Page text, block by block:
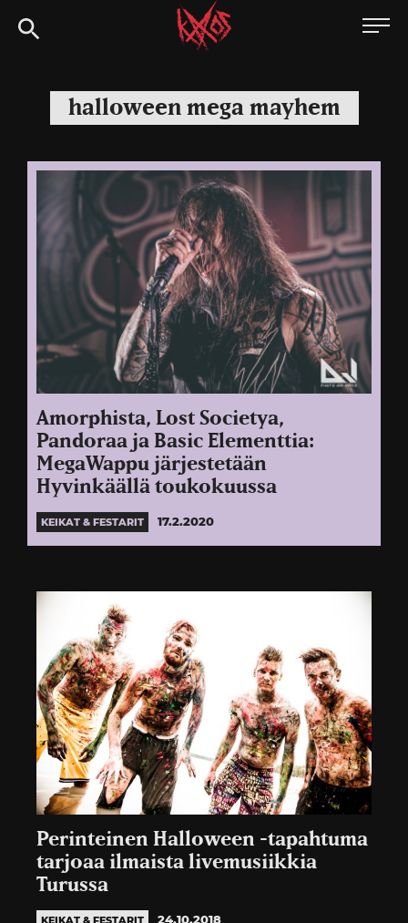
Siirry
suoraan
Kaaoszine
halloween mega mayhem
Amorphista, Lost Societya,
Pandoraa ja Basic Elementtia:
MegaWappu järjestetään
Hyvinkäällä toukokuussa
KEIKAT & FESTARIT 17.2.2020
Perinteinen Halloween -tapahtuma
tarjoaa ilmaista livemusiikkia
Turussa
KEIKAT & FESTARIT 24.10.2018